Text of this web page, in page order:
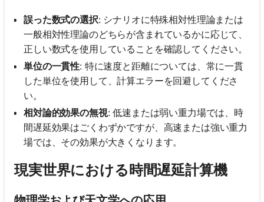
誤った数式の選択: シナリオに特殊相対性理論または
一般相対性理論のどちらが含まれているかに応じて、
正しい数式を使用していることを確認してください。
単位の一貫性: 特に速度と距離については、常に一貫
した単位を使用して、計算エラーを回避してくださ
い。
相対論的効果の無視: 低速または弱い重力場では、時
間遅延効果はごくわずかですが、高速または強い重力
場では、その効果が大きくなります。
現実世界における時間遅延計算機